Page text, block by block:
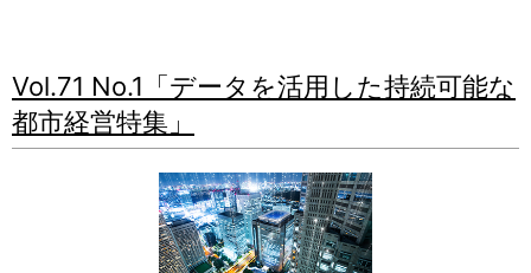
Vol.71 No.1「データを活用した持続可能な
都市経営特集」